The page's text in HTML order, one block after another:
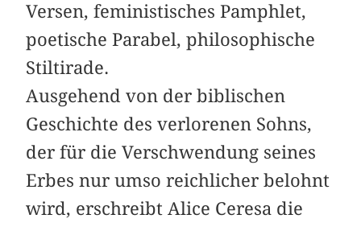
Versen, feministisches Pamphlet,
poetische Parabel, philoso­phische
Stiltirade.
Ausgehend von der biblischen
Geschichte des verlorenen Sohns,
der für die Verschwendung seines
Erbes nur umso reichlicher belohnt
wird, erschreibt Alice Ceresa die